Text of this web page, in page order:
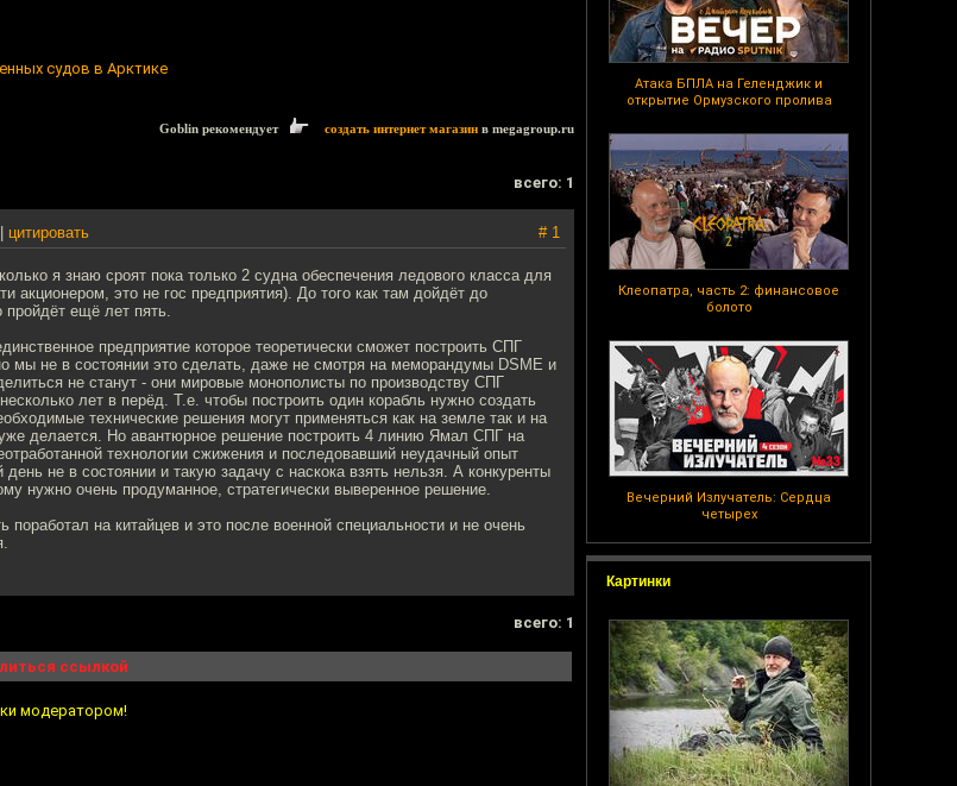
Атака БПЛА на Геленджик и
открытие Ормузского пролива
Клеопатра, часть 2: финансовое
болото
Вечерний Излучатель: Сердца
четырех
Картинки
судов в Арктике
Goblin рекомендует создать интернет магазин в megagroup.ru
всего: 1
цитировать # 1
я знаю сроят пока только 2 судна обеспечения ледового класса для
акционером, это не гос предприятия). До того как там дойдёт до
пройдёт ещё лет пять.
предприятие которое теоретически сможет построить СПГ
мы не в состоянии это сделать, даже не смотря на меморандумы DSME и
не станут - они мировые монополисты по производству СПГ
лет в перёд. Т.е. чтобы построить один корабль нужно создать
технические решения могут применяться как на земле так и на
делается. Но авантюрное решение построить 4 линию Ямал СПГ на
технологии сжижения и последовавший неудачный опыт
день не в состоянии и такую задачу с наскока взять нельзя. А конкуренты
нужно очень продуманное, стратегически выверенное решение.
поработал на китайцев и это после военной специальности и не очень
всего: 1
ссылкой
модератором!